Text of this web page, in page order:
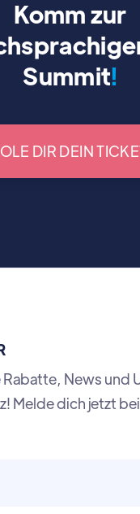
Komm zur
Summit!
DIR DEIN
Rabatte, News und
Melde dich jetzt